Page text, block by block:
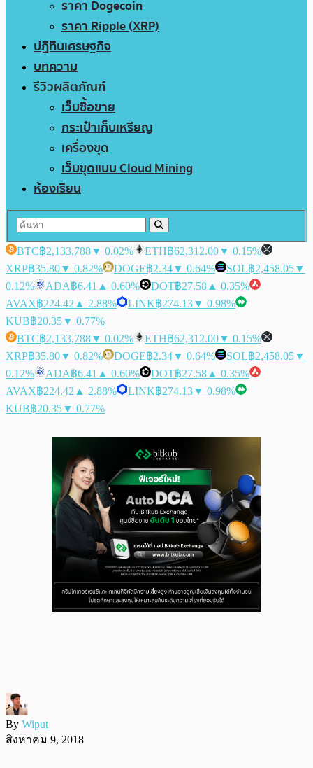
ราคา Dogecoin
ราคา Ripple (XRP)
ปฏิทินเศรษฐกิจ
บทความ
รีวิวผลิตภัณฑ์
เว็บซื้อขาย
กระเป๋าเก็บเหรียญ
เครื่องขุด
เว็บขุดแบบ Cloud Mining
ห้องเรียน
BTC฿2,133,788▼ 0.02% ETH฿62,312.00▼ 0.15%
XRP฿35.80▼ 0.82% DOGE฿2.34▼ 0.64% SOL฿2,458.05▼
0.12%
ADA฿6.41 ▲ 0.60% DOT฿27.58 ▲ 0.35%
AVAX฿224.42 ▲ 2.88% LINK฿274.13▼ 0.98%
KUB฿20.35▼ 0.77%
BTC฿2,133,788▼ 0.02% ETH฿62,312.00▼ 0.15%
XRP฿35.80▼ 0.82% DOGE฿2.34▼ 0.64% SOL฿2,458.05▼
0.12%
ADA฿6.41 ▲ 0.60% DOT฿27.58 ▲ 0.35%
AVAX฿224.42 ▲ 2.88% LINK฿274.13▼ 0.98%
KUB฿20.35▼ 0.77%
By Wiput
สิงหาคม 9, 2018